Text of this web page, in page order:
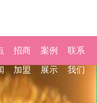
招商
加盟
案例
展示
联系
我们